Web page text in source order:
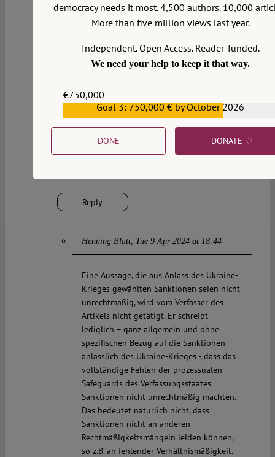
Reply
Ein sehr kluger Artikel, endlich eine
lange (vergeblich) Ausschau gehalten habe.
“Grundrechtsintensiv” ist also die zentrale
“Dezenz” wählen.
Überrascht hat mich das Urteil, die aus Anlass
des Ukraine-Krieges gewählten Sanktionen seien
“nicht unrechtmäßig”. Die Begründung würde ich
gerne lesen. Bei dem geschilderten Chaos liegt
Henning Blatt Tue 9 Apr 2024 at 18:44
Eine Aussage, die aus Anlass des Ukraine-
Krieges gewählten Sanktionen seien nicht
unrechtmäßig, wird vom Verfasser des
Artikels nicht getätigt. Er schreibt
lediglich – ganz allgemein und ohne
spezifischen Bezug auf die Sanktionen
anlässlich des Ukraine-Krieges -, dass das
vollständige Fehlen der prozessualen
Safeguards des Verfassungsstaates
Sanktionen nicht unrechtmäßig machten.
Das bedeutet natürlich nicht, dass
Sanktionen nicht an anderen
Rechtmäßigkeitsmängeln leiden können,
so z.B. an fehlender Verhältnismäßigkeit.
democracy needs it most. 4,500 authors. 10,000
More than five million views last year.
Independent. Open Access. Reader-funded.
We need your help to keep it that way.
€750,000
€559,159Goal 3: 750,000 € by October 2026
DONE DONATE ♡